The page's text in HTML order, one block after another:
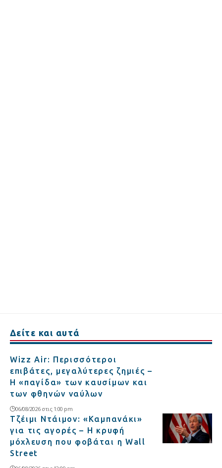
Δείτε και αυτά
Wizz Air: Περισσότεροι
επιβάτες, μεγαλύτερες ζημιές –
Η «παγίδα» των καυσίμων και
των φθηνών ναύλων
06/08/2026 στις 1:00 pm
Τζέιμι Ντάιμον: «Καμπανάκι»
για τις αγορές – Η κρυφή
μόχλευση που φοβάται η Wall
Street